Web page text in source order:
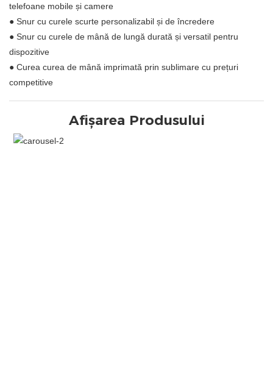
telefoane mobile și camere
● Snur cu curele scurte personalizabil și de încredere
● Snur cu curele de mână de lungă durată și versatil pentru
dispozitive
● Curea curea de mână imprimată prin sublimare cu prețuri
competitive
Afișarea Produsului